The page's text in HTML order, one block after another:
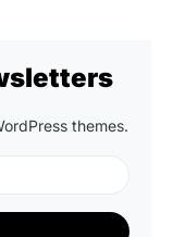
themes.